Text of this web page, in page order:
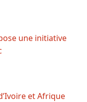
une initiative
et Afrique